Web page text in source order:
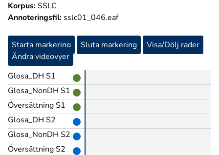
Korpus:SSLC
Annoteringsfil: sslc01_046.eaf
Starta markering Sluta markering
Visa/Dölj rader
Ändra videovyer
Glosa_DH S1
Glosa_NonDH S1
Översättning S1
Glosa_DH S2
Glosa_NonDH S2
Översättning S2